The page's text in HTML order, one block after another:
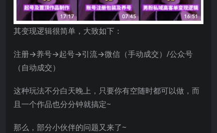
其变现逻辑很简单，大致如下：
注册→养号→起号→引流→微信（手动成交）/公众号
（自动成交）
这种玩法不分白天晚上，只要你有空随时都可以做，而
且一个作品也分分钟就搞定~
那么，部分小伙伴的问题又来了~